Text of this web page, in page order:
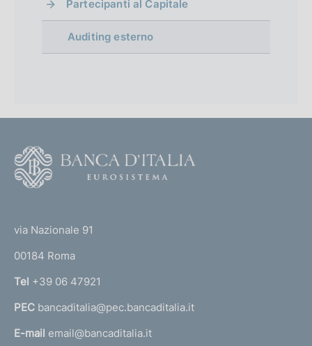
Partecipanti al Capitale
Auditing esterno
r
n
a
l
via Nazionale 91
00184 Roma
Tel +39 06 47921
PEC bancaditalia@pec.bancaditalia.it
E-mail email@bancaditalia.it